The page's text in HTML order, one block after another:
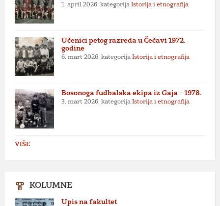
1. april 2026. kategorija Istorija i etnografija
Učenici petog razreda u Čečavi 1972.
godine
6. mart 2026. kategorija Istorija i etnografija
Bosonoga fudbalska ekipa iz Gaja – 1978.
3. mart 2026. kategorija Istorija i etnografija
VIŠE
KOLUMNE
Upis na fakultet